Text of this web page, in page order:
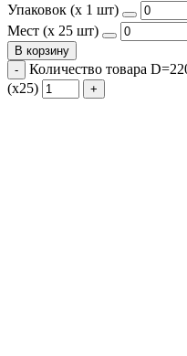
Упаковок (x 1 шт)
Мест (x 25 шт)
В корзину
Количество товара
(х25)